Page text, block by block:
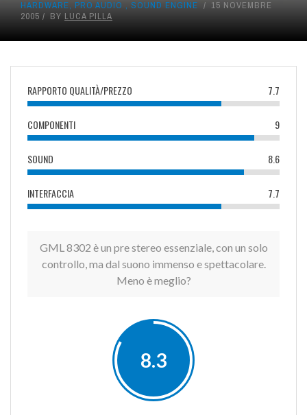
HARDWARE, PRO AUDIO , SOUND ENGINE
15 NOVEMBRE
2005
BY LUCA PILLA
RAPPORTO QUALITÀ/PREZZO 7.7
COMPONENTI 9
SOUND 8.6
INTERFACCIA 7.7
GML 8302 è un pre stereo essenziale, con un solo
controllo, ma dal suono immenso e spettacolare.
Meno è meglio?
8.3